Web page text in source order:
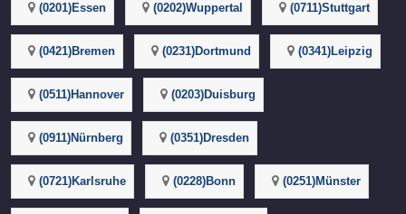
(0201)Essen (0202)Wuppertal (0711)Stuttgart
(0421)Bremen (0231)Dortmund (0341)Leipzig
(0511)Hannover (0203)Duisburg
(0911)Nürnberg (0351)Dresden
(0721)Karlsruhe (0228)Bonn (0251)Münster